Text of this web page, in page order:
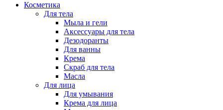
Косметика
Для тела
Мыла и гели
Аксессуары для тела
Дезодоранты
Для ванны
Крема
Скраб для тела
Масла
Для лица
Для умывания
Крема для лица